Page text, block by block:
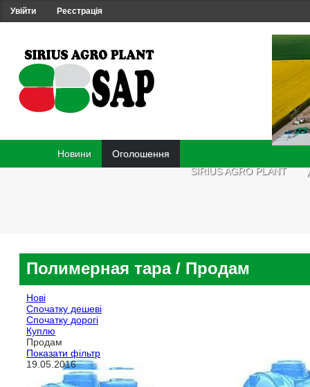
Увійти Реєстрація
Новини
Оголошення
SIRIUS AGRO PLANT
Полимерная тара / Продам
Нові
Спочатку дешеві
Спочатку дорогі
Куплю
Продам
Показати фільтр
19.05.2016